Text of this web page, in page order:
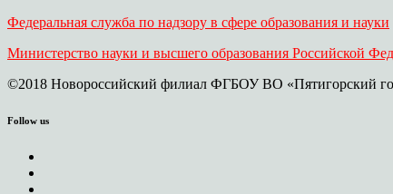
Федеральная служба по надзору в сфере образования и науки
Министерство науки и высшего образования Российской
©2018 Новороссийский филиал ФГБОУ ВО «Пятигорский
Follow us